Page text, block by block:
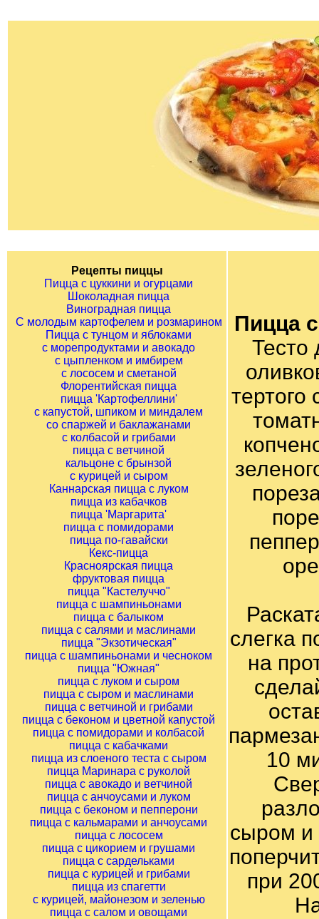
Рецепты пиццы
Пицца с цуккини и огурцами
Шоколадная пицца
Виноградная пицца
С молодым картофелем и розмарином
Пицца с тунцом и яблоками
с морепродуктами и авокадо
с цыпленком и имбирем
с лососем и сметаной
Флорентийская пицца
пицца 'Картофеллини'
с капустой, шпиком и миндалем
со спаржей и баклажанами
с колбасой и грибами
пицца с ветчиной
кальцоне с брынзой
с курицей и сыром
Каннарская пицца с луком
пицца из кабачков
пицца 'Маргарита'
пицца с помидорами
пицца по-гавайски
Кекс-пицца
Красноярская пицца
фруктовая пицца
пицца "Кастелуччо"
пицца с шампиньонами
пицца с балыком
пицца с салями и маслинами
пицца "Экзотическая"
пицца с шампиньонами и чесноком
пицца "Южная"
пицца с луком и сыром
пицца с сыром и маслинами
пицца с ветчиной и грибами
пицца с беконом и цветной капустой
пицца с помидорами и колбасой
пицца с кабачками
пицца из слоеного теста с сыром
пицца Маринара с руколой
пицца с авокадо и ветчиной
пицца с анчоусами и луком
пицца с беконом и пепперони
пицца с кальмарами и анчоусами
пицца с лососем
пицца с цикорием и грушами
пицца с сардельками
пицца с курицей и грибами
пицца из спагетти
с курицей, майонезом и зеленью
пицца с салом и овощами
Пицца
Тесто
тертого
слегка
на
10
сыром и
при